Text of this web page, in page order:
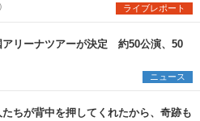
開幕
ライブレポート
アリーナツアーが決定 約50公演、50
ニュース
ちが背中を押してくれたから、奇跡も